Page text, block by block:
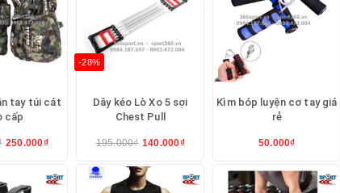
cả người tập
Dụng cụ hỗ trợ tập tay Arm Blaster
tay túi cát
cấp
250.000₫
-28%
Dây kéo Lò Xo 5 sợi
Chest Pull
195.000₫ 140.000₫
Kìm bóp luyện cơ tay giá
rẻ
50.000₫